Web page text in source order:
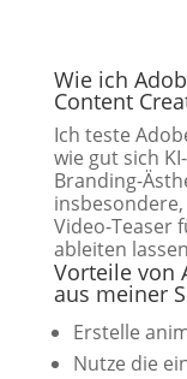
Wie ich
Content
Ich teste
wie gut sich
Branding-
Video-Teaser
ableiten
Vorteile von
aus meiner
Erstelle
Nutze die